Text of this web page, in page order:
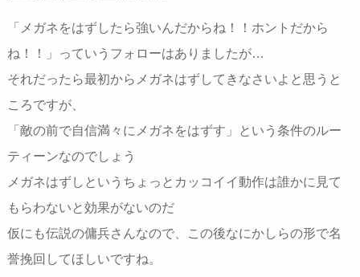
「メガネをはずしたら強いんだからね！！ホントだから
ね！！」っていうフォローはありましたが…
それだったら最初からメガネはずしてきなさいよと思うと
ころですが、
「敵の前で自信満々にメガネをはずす」という条件のルー
ティーンなのでしょう
メガネはずしというちょっとカッコイイ動作は誰かに見て
もらわないと効果がないのだ
仮にも伝説の傭兵さんなので、この後なにかしらの形で名
誉挽回してほしいですね。